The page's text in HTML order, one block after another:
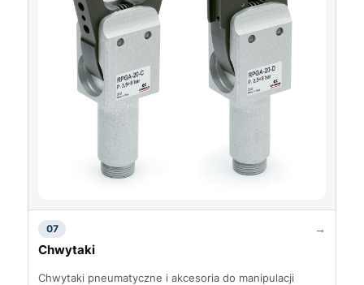
07 →
Chwytaki
Chwytaki pneumatyczne i akcesoria do manipulacji